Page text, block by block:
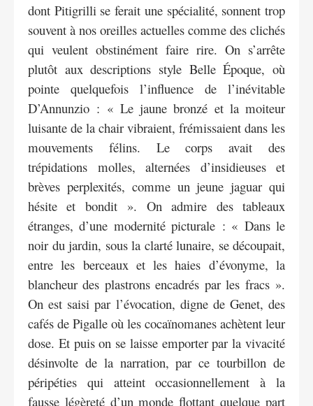
dont Pitigrilli se ferait une spécialité, sonnent trop
souvent à nos oreilles actuelles comme des clichés
qui veulent obstinément faire rire. On s’arrête
plutôt aux descriptions style Belle Époque, où
pointe quelquefois l’influence de l’inévitable
D’Annunzio : « Le jaune bronzé et la moiteur
luisante de la chair vibraient, frémissaient dans les
mouvements félins. Le corps avait des
trépidations molles, alternées d’insidieuses et
brèves perplexités, comme un jeune jaguar qui
hésite et bondit ». On admire des tableaux
étranges, d’une modernité picturale : « Dans le
noir du jardin, sous la clarté lunaire, se découpait,
entre les berceaux et les haies d’évonyme, la
blancheur des plastrons encadrés par les fracs ».
On est saisi par l’évocation, digne de Genet, des
cafés de Pigalle où les cocaïnomanes achètent leur
dose. Et puis on se laisse emporter par la vivacité
désinvolte de la narration, par ce tourbillon de
péripéties qui atteint occasionnellement à la
fausse légèreté d’un monde flottant quelque part